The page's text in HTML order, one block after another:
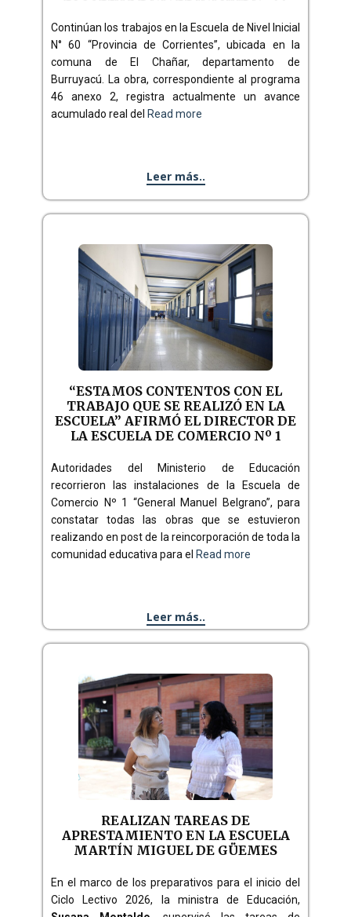
Continúan los trabajos en la Escuela de Nivel Inicial
N° 60 “Provincia de Corrientes”, ubicada en la
comuna de El Chañar, departamento de
Burruyacú. La obra, correspondiente al programa
46 anexo 2, registra actualmente un avance
acumulado real del Read more
Leer más..
“ESTAMOS CONTENTOS CON EL
TRABAJO QUE SE REALIZÓ EN LA
ESCUELA” AFIRMÓ EL DIRECTOR DE
LA ESCUELA DE COMERCIO Nº 1
Autoridades del Ministerio de Educación
recorrieron las instalaciones de la Escuela de
Comercio Nº 1 “General Manuel Belgrano”, para
constatar todas las obras que se estuvieron
realizando en post de la reincorporación de toda la
comunidad educativa para el Read more
Leer más..
REALIZAN TAREAS DE
APRESTAMIENTO EN LA ESCUELA
MARTÍN MIGUEL DE GÜEMES
En el marco de los preparativos para el inicio del
Ciclo Lectivo 2026, la ministra de Educación,